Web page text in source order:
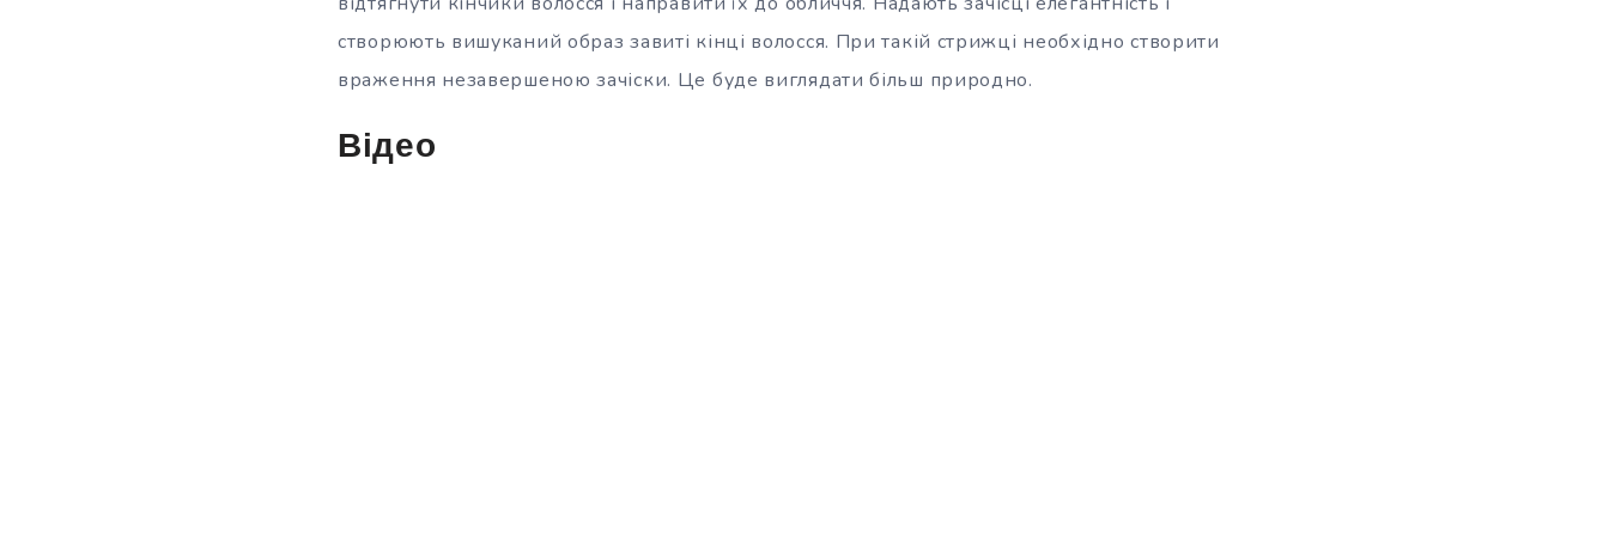
створюють вишуканий образ завиті кінці волосся. При такій стрижці необхідно створити
враження незавершеною зачіски. Це буде виглядати більш природно.
Відео